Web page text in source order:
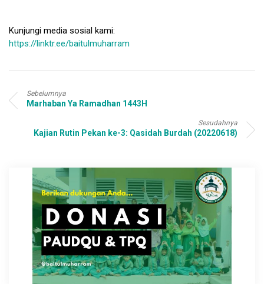
Kunjungi media sosial kami:
https://linktr.ee/baitulmuharram
Sebelumnya
Marhaban Ya Ramadhan 1443H
Sesudahnya
Kajian Rutin Pekan ke-3: Qasidah Burdah (20220618)